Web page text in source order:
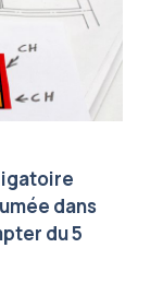
dans
du 5